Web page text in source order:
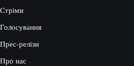
Стріми
Голосування
Прес-релізи
Про нас